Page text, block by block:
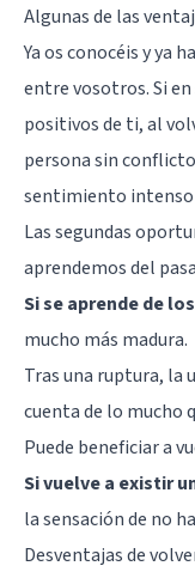
Algunas de las
Ya os conocéis y ya
entre vosotros. Si
positivos de ti, al
persona sin
sentimiento intenso
Las segundas
aprendemos del
Si se aprende de
mucho más madura.
Tras una ruptura, la
cuenta de lo mucho
Puede beneficiar a
Si vuelve a existir
la sensación de no
Desventajas de